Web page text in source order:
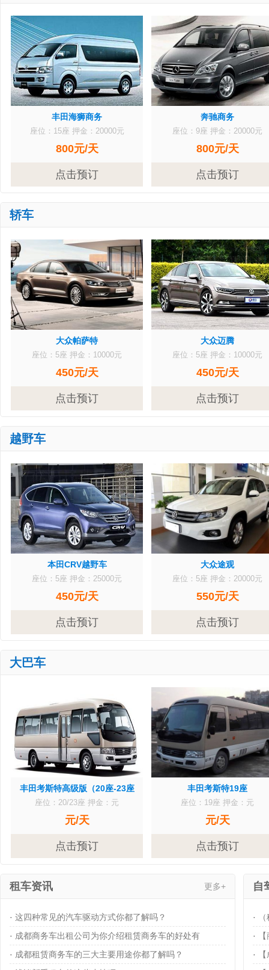
丰田海狮商务
座位：15座 押金：20000元
800元/天
点击预订
奔驰商务
座位：9座 押金：20000元
800元/天
点击预订
轿车
大众帕萨特
座位：5座 押金：10000元
450元/天
点击预订
大众迈腾
座位：5座 押金：10000元
450元/天
点击预订
越野车
本田CRV越野车
座位：5座 押金：25000元
450元/天
点击预订
大众途观
座位：5座 押金：20000元
550元/天
点击预订
大巴车
丰田考斯特高级版（20座-23座
座位：20/23座 押金：元
元/天
点击预订
丰田考斯特19座
座位：19座 押金：元
元/天
点击预订
租车资讯 更多+
· 这四种常见的汽车驱动方式你都了解吗？
· 成都商务车出租公司为你介绍租赁商务车的好处有
· 成都租赁商务车的三大主要用途你都了解吗？
自
·
·
·